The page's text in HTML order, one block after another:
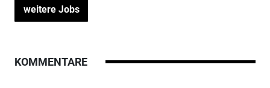
weitere Jobs
KOMMENTARE